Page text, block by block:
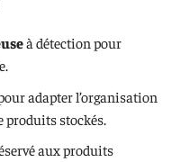
à détection pour
adapter l’organisation
produits stockés.
aux produits